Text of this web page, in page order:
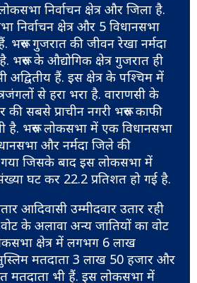
निर्वाचन क्षेत्र और जिला है.
निर्वाचन क्षेत्र और 5 विधानसभा
हैं. भरूच गुजरात की जीवन रेखा नर्मदा
भरूच के औद्योगिक क्षेत्र गुजरात ही
अद्वितीय हैं. इस क्षेत्र के पश्चिम में
से हरा भरा है. वाराणसी के
सबसे प्राचीन नगरी भरूच काफी
है. भरूच लोकसभा में एक विधानसभा
और नर्मदा जिले की
गया जिसके बाद इस लोकसभा में
घट कर 22.2 प्रतिशत हो गई है.
आदिवासी उम्मीदवार उतार रही
के अलावा अन्य जातियों का वोट
क्षेत्र में लगभग 6 लाख
मतदाता 3 लाख 50 हजार और
मतदाता भी हैं. इस लोकसभा में